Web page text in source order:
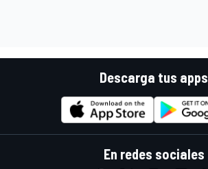
Descarga tus apps
En redes sociales